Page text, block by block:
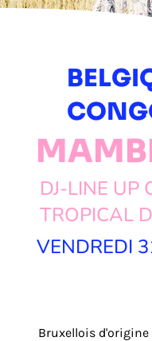
DJ-LINE UP
TROPICAL
VENDREDI
Bruxellois d'origine